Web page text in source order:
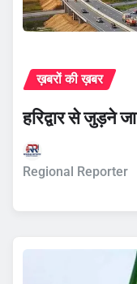
ख़बरों की ख़बर
हरिद्वार से जुड़ने
Regional Reporter